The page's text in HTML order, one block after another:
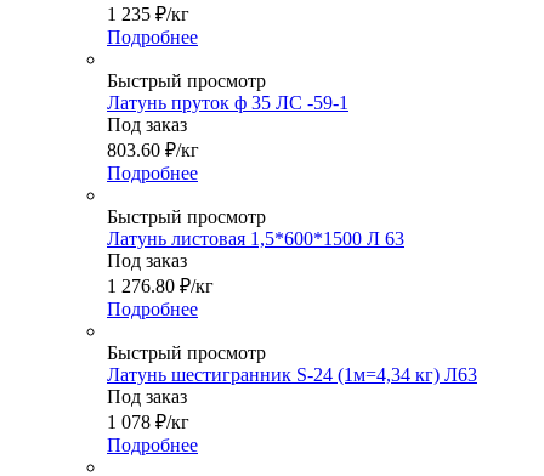
1 235 ₽/кг
Подробнее
Быстрый просмотр
Латунь пруток ф 35 ЛС -59-1
Под заказ
803.60 ₽/кг
Подробнее
Быстрый просмотр
Латунь листовая 1,5*600*1500 Л 63
Под заказ
1 276.80 ₽/кг
Подробнее
Быстрый просмотр
Латунь шестигранник S-24 (1м=4,34 кг) Л63
Под заказ
1 078 ₽/кг
Подробнее